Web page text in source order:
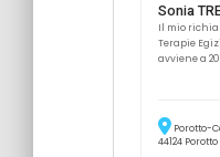
Sonia
Il mio
Terapie
avviene a
Porotto-
44124